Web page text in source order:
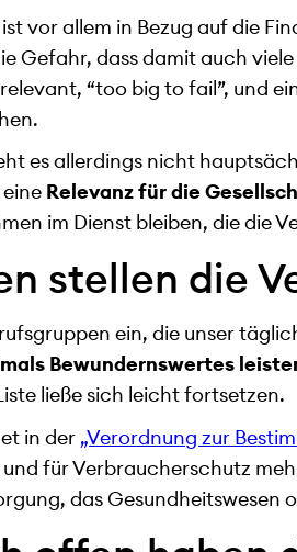
vor allem in Bezug auf die
Gefahr, dass damit auch
“too big to fail”, und
es allerdings nicht
Relevanz für die
im Dienst bleiben, die die
stellen die
ein, die unser
Bewundernswertes
ließe sich leicht fortsetzen.
in der „Verordnung zur
und für Verbraucherschutz
das